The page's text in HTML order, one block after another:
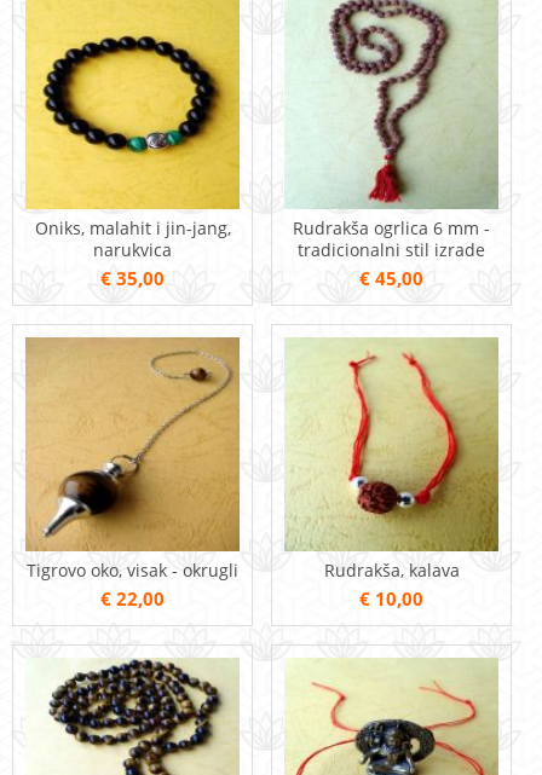
Oniks, malahit i jin-jang,
narukvica
€ 35,00
Rudrakša ogrlica 6 mm -
tradicionalni stil izrade
€ 45,00
Tigrovo oko, visak - okrugli
€ 22,00
Rudrakša, kalava
€ 10,00